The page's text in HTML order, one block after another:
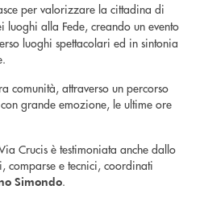
per valorizzare la cittadina di
luoghi alla Fede, creando un evento
luoghi spettacolari ed in sintonia
comunità, attraverso un percorso
grande emozione, le ultime ore
Crucis è testimoniata anche dallo
comparse e tecnici, coordinati
Simondo.